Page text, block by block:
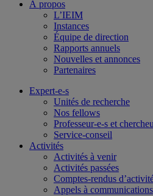
À propos
L’IEIM
Instances
Équipe de direction
Rapports annuels
Nouvelles et annonces
Partenaires
Expert-e-s
Unités de recherche
Nos fellows
Professeur-e-s et
Service-conseil
Activités
Activités à venir
Activités passées
Comptes-rendus
Appels à communications